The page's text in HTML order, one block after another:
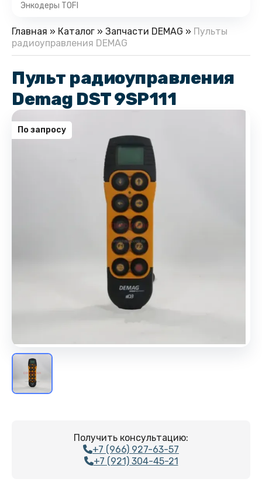
Энкодеры TOFI
Главная » Каталог » Запчасти DEMAG » Пульты
радиоуправления DEMAG
Пульт радиоуправления
Demag DST 9SP111
По запросу
Получить консультацию:
+7 (966) 927-63-57
+7 (921) 304-45-21